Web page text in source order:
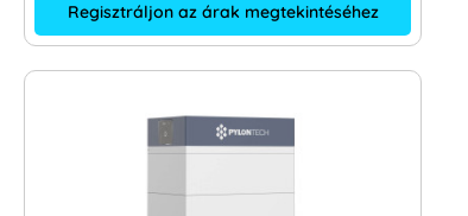
Regisztráljon az árak megtekintéséhez